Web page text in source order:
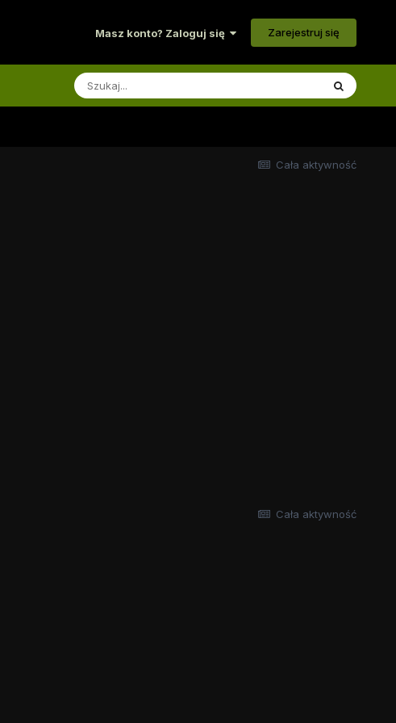
Masz konto? Zaloguj się Zarejestruj się
Cała aktywność
Cała aktywność